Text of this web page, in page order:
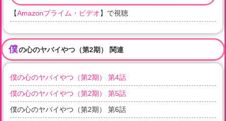
【Amazonプライム・ビデオ】で視聴
僕の心のヤバイやつ（第2期） 関連
僕の心のヤバイやつ（第2期） 第4話
僕の心のヤバイやつ（第2期） 第5話
僕の心のヤバイやつ（第2期） 第6話